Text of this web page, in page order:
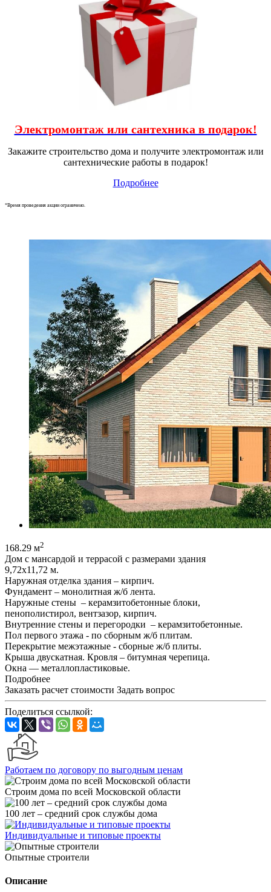
Электромонтаж или сантехника в подарок!
Закажите строительство дома и получите электромонтаж или
сантехнические работы в подарок!
Подробнее
*Время проведения акции ограничено.
168.29 м2
Дом с мансардой и террасой с размерами здания
9,72х11,72 м.
Наружная отделка здания – кирпич.
Фундамент – монолитная ж/б лента.
Наружные стены – керамзитобетонные блоки,
пенополистирол, вентзазор, кирпич.
Внутренние стены и перегородки – керамзитобетонные.
Пол первого этажа - по сборным ж/б плитам.
Перекрытие межэтажные - сборные ж/б плиты.
Крыша двускатная. Кровля – битумная черепица.
Окна — металлопластиковые.
Подробнее
Заказать расчет стоимости Задать вопрос
Поделиться ссылкой:
Работаем по договору по выгодным ценам
Строим дома по всей Московской области
100 лет – средний срок службы дома
Индивидуальные и типовые проекты
Опытные строители
Описание